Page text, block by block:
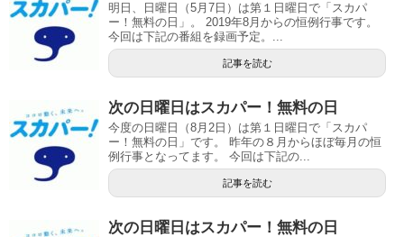
明日、日曜日（5月7日）は第１日曜日で「スカパ
ー！無料の日」。 2019年8月からの恒例行事です。
今回は下記の番組を録画予定。...
記事を読む
次の日曜日はスカパー！無料の日
今度の日曜日（8月2日）は第１日曜日で「スカパ
ー！無料の日」です。 昨年の８月からほぼ毎月の恒
例行事となってます。 今回は下記の...
記事を読む
次の日曜日はスカパー！無料の日